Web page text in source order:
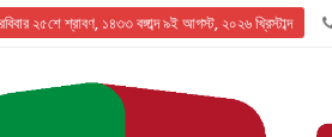
২৫শে শ্রাবণ, ১৪৩৩ বঙ্গাব্দ ৯ই আগস্ট, ২০২৬ খ্রিস্টাব্দ